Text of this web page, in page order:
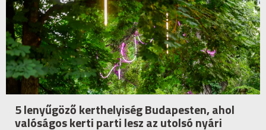
5 lenyűgöző kerthelyiség Budapesten, ahol
valóságos kerti parti lesz az utolsó nyári